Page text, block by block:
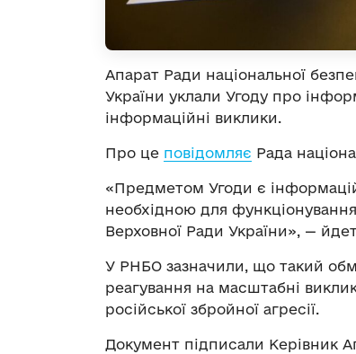
Апарат Ради національної
України уклали Угоду про
інформаційні виклики.
Про це повідомляє Рада
«Предметом Угоди є
необхідною для
Верховної Ради України», —
У РНБО зазначили, що такий
реагування на масштабні
російської збройної агресії.
Документ підписали Керівник